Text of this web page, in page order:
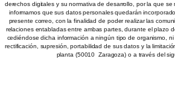
derechos digitales y su normativa de desarrollo, por la que
informamos que sus datos personales quedarán
presente correo, con la finalidad de poder realizar las
relaciones entabladas entre ambas partes, durante el plazo
cediéndose dicha información a ningún tipo de organismo,
rectificación, supresión, portabilidad de sus datos y la
planta (50010  Zaragoza) o a través del